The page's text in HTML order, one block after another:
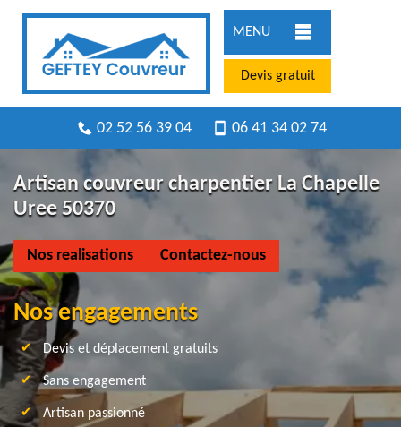
MENU
Devis gratuit
02 52 56 39 04 06 41 34 02 74
Artisan couvreur charpentier La Chapelle
Uree 50370
Nos realisations Contactez-nous
Nos engagements
Devis et déplacement gratuits
Sans engagement
Artisan passionné